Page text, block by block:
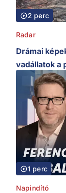
2 perc
Radar
Drámai
vadállatok a
1 perc
Napindító